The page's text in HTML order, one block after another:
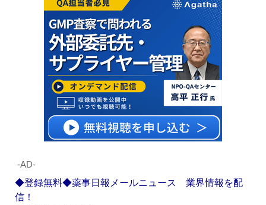
‐AD‐
◆登録無料◆薬事日報メールニュース 業界情報を配
信！